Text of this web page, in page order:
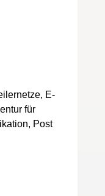
E-
für
Post